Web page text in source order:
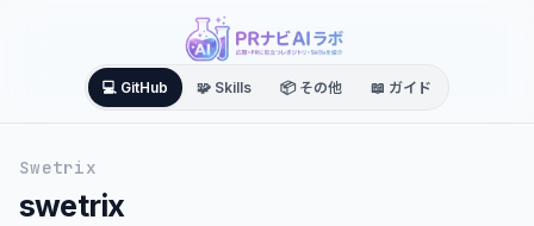
💻 GitHub 🧩 Skills 📦 その他 📖 ガイド
Swetrix
swetrix